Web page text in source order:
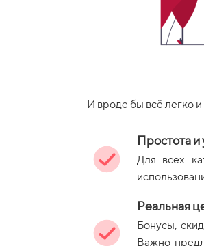
И вроде бы всё легко
Простота
Для всех
Реальная
Бонусы,
Важно